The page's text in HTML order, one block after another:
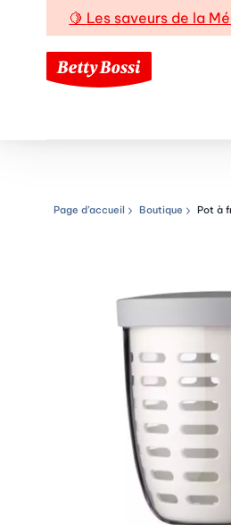
🍋 Les saveurs de la
Chemin de
Page d’accueil Boutique Pot à